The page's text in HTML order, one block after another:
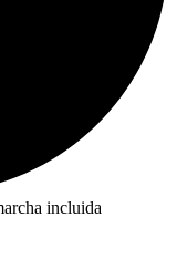
incluida